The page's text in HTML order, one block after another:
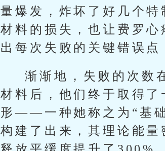
量爆发，炸坏了好几个
材料的损失，也让费罗
出每次失败的关键错误点
渐渐地，失败的次数
材料后，他们终于取得
形——一种她称之为“基
构建了出来，其理论能